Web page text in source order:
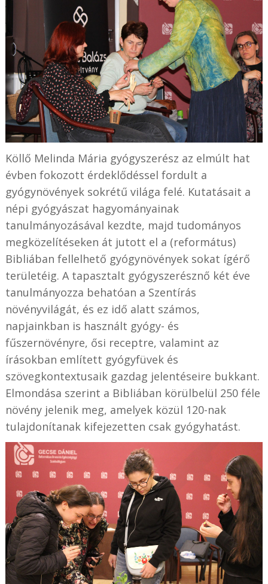
Köllő Melinda Mária gyógyszerész az elmúlt hat
évben fokozott érdeklődéssel fordult a
gyógynövények sokrétű világa felé. Kutatásait a
népi gyógyászat hagyományainak
tanulmányozásával kezdte, majd tudományos
megközelítéseken át jutott el a (református)
Bibliában fellelhető gyógynövények sokat ígérő
területéig. A tapasztalt gyógyszerésznő két éve
tanulmányozza behatóan a Szentírás
növényvilágát, és ez idő alatt számos,
napjainkban is használt gyógy- és
fűszernövényre, ősi receptre, valamint az
írásokban említett gyógyfüvek és
szövegkontextusaik gazdag jelentéseire bukkant.
Elmondása szerint a Bibliában körülbelül 250 féle
növény jelenik meg, amelyek közül 120-nak
tulajdonítanak kifejezetten csak gyógyhatást.